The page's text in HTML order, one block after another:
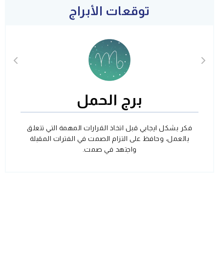
توقعات الأبراج
برج الحمل
فكر بشكل ايجابي قبل اتخاذ القرارات المهمة التي تتعلق
بالعمل، وحافظ على التزام الصمت في الفترات المقبلة
واجتهد في صمت.